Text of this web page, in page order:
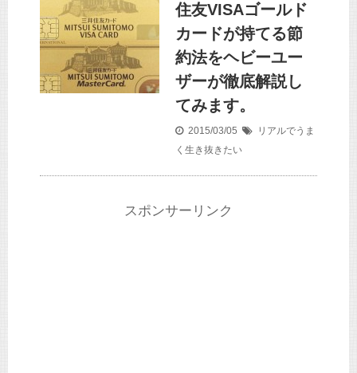
住友VISAゴールド
カードが持てる節
約法をヘビーユー
ザーが徹底解説し
てみます。
2015/03/05
リアルでうま
く生き抜きたい
スポンサーリンク